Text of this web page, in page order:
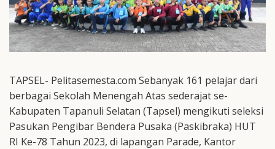
TAPSEL- Pelitasemesta.com Sebanyak 161 pelajar dari
berbagai Sekolah Menengah Atas sederajat se-
Kabupaten Tapanuli Selatan (Tapsel) mengikuti seleksi
Pasukan Pengibar Bendera Pusaka (Paskibraka) HUT
RI Ke-78 Tahun 2023, di lapangan Parade, Kantor